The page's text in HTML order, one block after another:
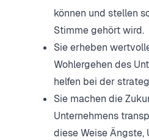
können und stellen
Stimme gehört wird.
Sie erheben
Wohlergehen des
helfen bei der
Sie machen die
Unternehmens
diese Weise Ängste,